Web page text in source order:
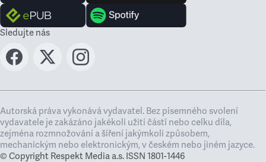
Sledujte nás
Autorská práva vykonává vydavatel. Bez písemného svolení
vydavatele je zakázáno jakékoli užití částí nebo celku díla,
zejména rozmnožování a šíření jakýmkoli způsobem,
mechanickým nebo elektronickým, v českém nebo jiném jazyce.
© Copyright Respekt Media a.s. ISSN 1801-1446